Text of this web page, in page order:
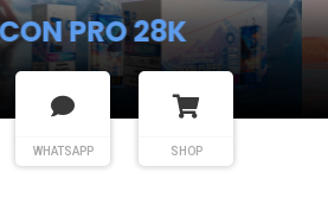
HOOKAH MAX
WHATSAPP SHOP